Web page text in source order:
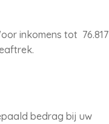
inkomens tot 76.817
bedrag bij uw